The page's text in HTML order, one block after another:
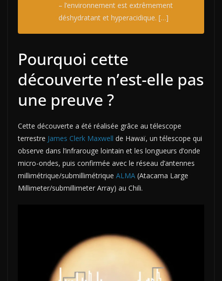
– l’environnement est extrêmement
déshydratant et hyperacidique. […]
Pourquoi cette
découverte n’est-elle pas
une preuve ?
Cette découverte a été réalisée grâce au télescope
terrestre James Clerk Maxwell de Hawaï, un télescope qui
observe dans l’infrarouge lointain et les longueurs d’onde
micro-ondes, puis confirmée avec le réseau d’antennes
millimétrique/submillimétrique ALMA (Atacama Large
Millimeter/submillimeter Array) au Chili.